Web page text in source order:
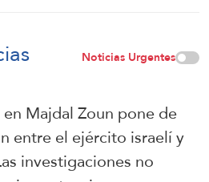
Noticias Urgentes
Majdal Zoun pone de
entre el ejército israelí y
investigaciones no